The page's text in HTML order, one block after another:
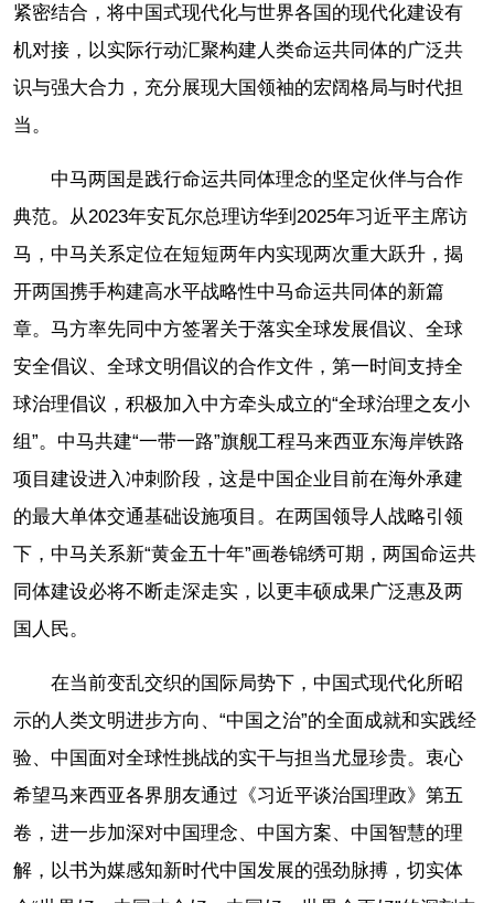
紧密结合，将中国式现代化与世界各国的现代化建设有
机对接，以实际行动汇聚构建人类命运共同体的广泛共
识与强大合力，充分展现大国领袖的宏阔格局与时代担
当。
中马两国是践行命运共同体理念的坚定伙伴与合作
典范。从2023年安瓦尔总理访华到2025年习近平主席访
马，中马关系定位在短短两年内实现两次重大跃升，揭
开两国携手构建高水平战略性中马命运共同体的新篇
章。马方率先同中方签署关于落实全球发展倡议、全球
安全倡议、全球文明倡议的合作文件，第一时间支持全
球治理倡议，积极加入中方牵头成立的“全球治理之友小
组”。中马共建“一带一路”旗舰工程马来西亚东海岸铁路
项目建设进入冲刺阶段，这是中国企业目前在海外承建
的最大单体交通基础设施项目。在两国领导人战略引领
下，中马关系新“黄金五十年”画卷锦绣可期，两国命运共
同体建设必将不断走深走实，以更丰硕成果广泛惠及两
国人民。
在当前变乱交织的国际局势下，中国式现代化所昭
示的人类文明进步方向、“中国之治”的全面成就和实践经
验、中国面对全球性挑战的实干与担当尤显珍贵。衷心
希望马来西亚各界朋友通过《习近平谈治国理政》第五
卷，进一步加深对中国理念、中国方案、中国智慧的理
解，以书为媒感知新时代中国发展的强劲脉搏，切实体